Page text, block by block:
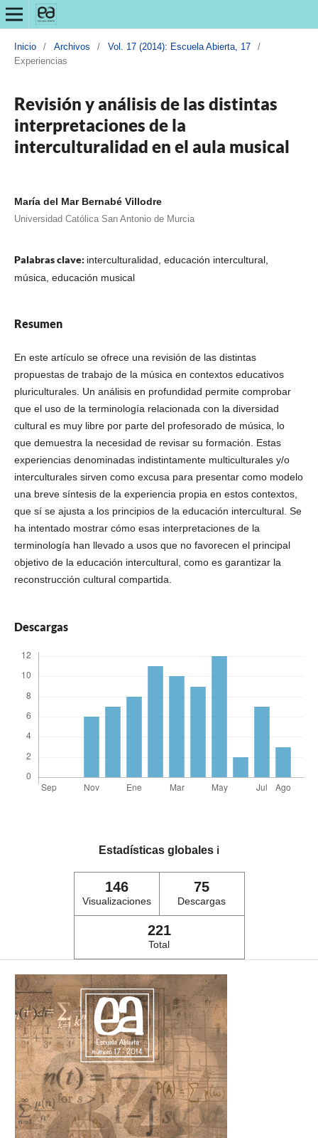
Inicio / Archivos / Vol. 17 (2014): Escuela Abierta, 17
/
Experiencias
Revisión y análisis de las distintas
interpretaciones de la
interculturalidad en el aula musical
María del Mar Bernabé Villodre
Universidad Católica San Antonio de Murcia
Palabras clave: interculturalidad, educación intercultural,
música, educación musical
Resumen
En este artículo se ofrece una revisión de las distintas
propuestas de trabajo de la música en contextos educativos
pluriculturales. Un análisis en profundidad permite comprobar
que el uso de la terminología relacionada con la diversidad
cultural es muy libre por parte del profesorado de música, lo
que demuestra la necesidad de revisar su formación. Estas
experiencias denominadas indistintamente multiculturales y/o
interculturales sirven como excusa para presentar como modelo
una breve síntesis de la experiencia propia en estos contextos,
que sí se ajusta a los principios de la educación intercultural. Se
ha intentado mostrar cómo esas interpretaciones de la
terminología han llevado a usos que no favorecen el principal
objetivo de la educación intercultural, como es garantizar la
reconstrucción cultural compartida.
Descargas
Estadísticas globales ℹ️
146
Visualizaciones
75
Descargas
221
Total